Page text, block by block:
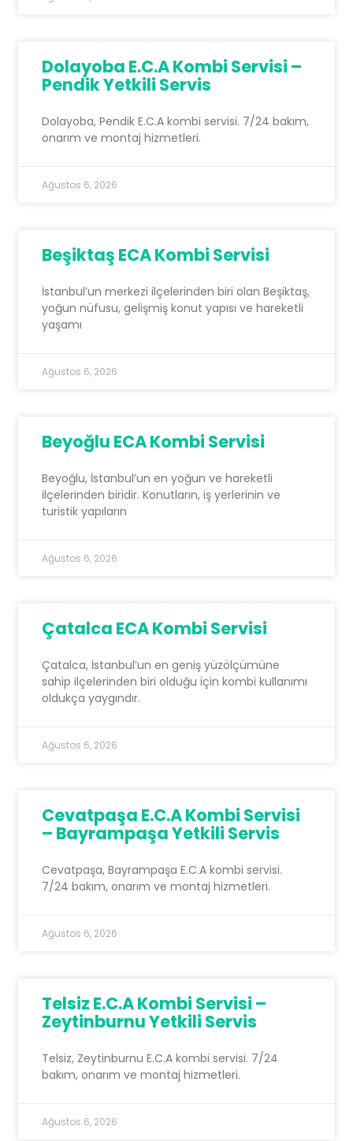
Dolayoba E.C.A Kombi Servisi –
Pendik Yetkili Servis
Dolayoba, Pendik E.C.A kombi servisi. 7/24 bakım,
onarım ve montaj hizmetleri.
Ağustos 6, 2026
Beşiktaş ECA Kombi Servisi
İstanbul’un merkezi ilçelerinden biri olan Beşiktaş,
yoğun nüfusu, gelişmiş konut yapısı ve hareketli
yaşamı
Ağustos 6, 2026
Beyoğlu ECA Kombi Servisi
Beyoğlu, İstanbul’un en yoğun ve hareketli
ilçelerinden biridir. Konutların, iş yerlerinin ve
turistik yapıların
Ağustos 6, 2026
Çatalca ECA Kombi Servisi
Çatalca, İstanbul’un en geniş yüzölçümüne
sahip ilçelerinden biri olduğu için kombi kullanımı
oldukça yaygındır.
Ağustos 6, 2026
Cevatpaşa E.C.A Kombi Servisi
– Bayrampaşa Yetkili Servis
Cevatpaşa, Bayrampaşa E.C.A kombi servisi.
7/24 bakım, onarım ve montaj hizmetleri.
Ağustos 6, 2026
Telsiz E.C.A Kombi Servisi –
Zeytinburnu Yetkili Servis
Telsiz, Zeytinburnu E.C.A kombi servisi. 7/24
bakım, onarım ve montaj hizmetleri.
Ağustos 6, 2026